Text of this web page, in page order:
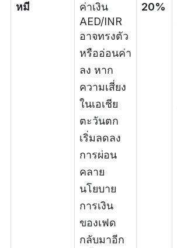
หมี
ค่าเงิน
AED/INR
อาจทรงตัว
หรืออ่อนค่า
ลง หาก
ความเสี่ยง
ในเอเชีย
ตะวันตก
เริ่มลดลง
การผ่อน
คลาย
นโยบาย
การเงิน
ของเฟด
กลับมาอีก
20%